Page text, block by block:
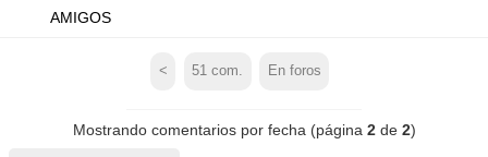
AMIGOS
< 51 com. En foros
Mostrando comentarios por fecha (página 2de 2)